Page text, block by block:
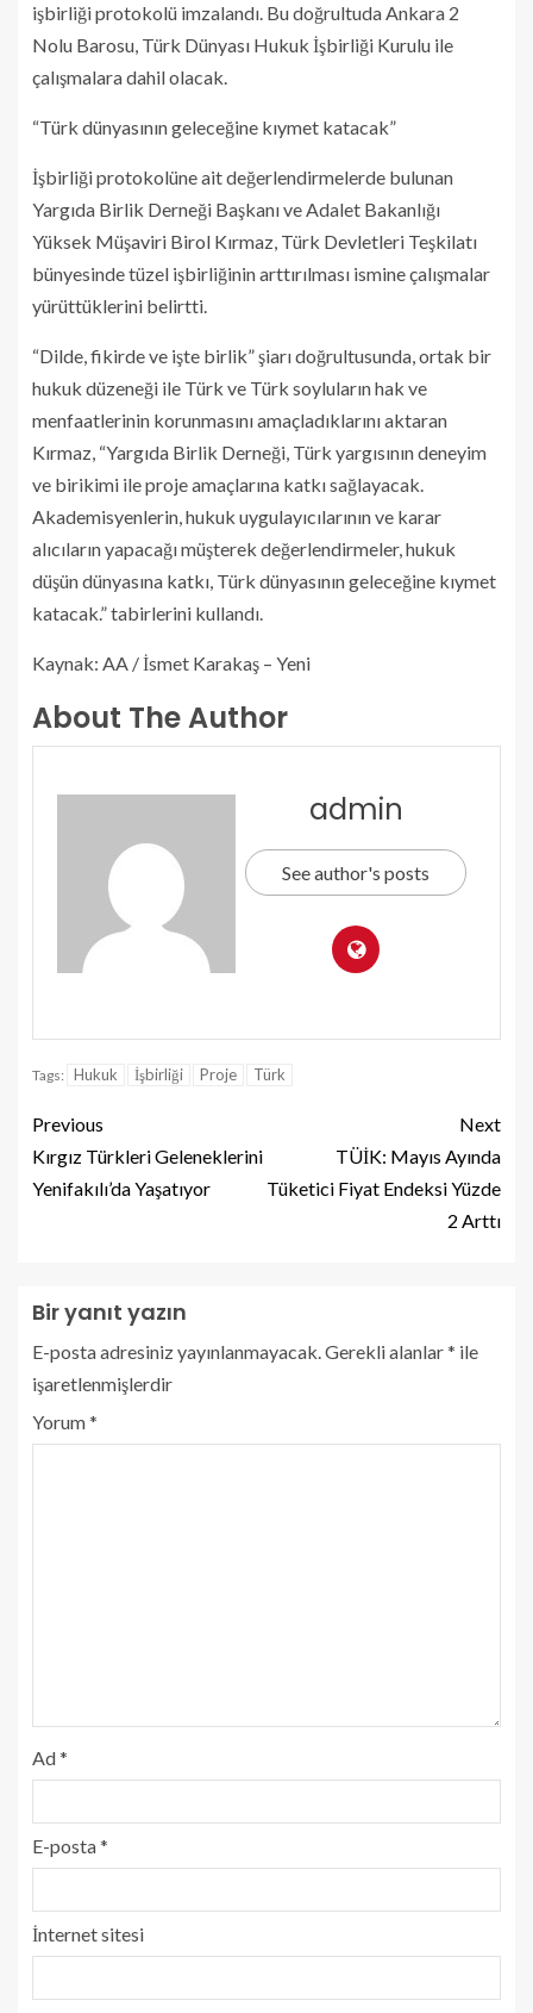
işbirliği protokolü imzalandı. Bu doğrultuda Ankara 2
Nolu Barosu, Türk Dünyası Hukuk İşbirliği Kurulu ile
çalışmalara dahil olacak.
“Türk dünyasının geleceğine kıymet katacak”
İşbirliği protokolüne ait değerlendirmelerde bulunan
Yargıda Birlik Derneği Başkanı ve Adalet Bakanlığı
Yüksek Müşaviri Birol Kırmaz, Türk Devletleri Teşkilatı
bünyesinde tüzel işbirliğinin arttırılması ismine çalışmalar
yürüttüklerini belirtti.
“Dilde, fikirde ve işte birlik” şiarı doğrultusunda, ortak bir
hukuk düzeneği ile Türk ve Türk soyluların hak ve
menfaatlerinin korunmasını amaçladıklarını aktaran
Kırmaz, “Yargıda Birlik Derneği, Türk yargısının deneyim
ve birikimi ile proje amaçlarına katkı sağlayacak.
Akademisyenlerin, hukuk uygulayıcılarının ve karar
alıcıların yapacağı müşterek değerlendirmeler, hukuk
düşün dünyasına katkı, Türk dünyasının geleceğine kıymet
katacak.” tabirlerini kullandı.
Kaynak: AA / İsmet Karakaş – Yeni
About The Author
admin
See author's posts
Tags: Hukuk İşbirliği Proje Türk
Previous
Kırgız Türkleri Geleneklerini
Yenifakılı’da Yaşatıyor
Next
TÜİK: Mayıs Ayında
Tüketici Fiyat Endeksi Yüzde
2 Arttı
Bir yanıt yazın
E-posta adresiniz yayınlanmayacak.Gerekli alanlar* ile
işaretlenmişlerdir
Yorum*
Ad*
E-posta*
İnternet sitesi